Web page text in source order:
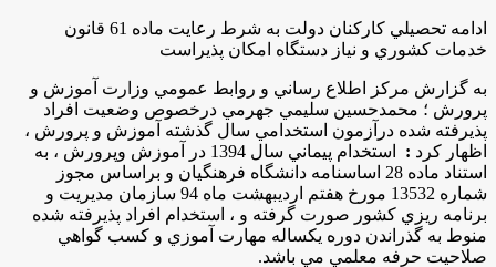
ادامه تحصيلي كاركنان دولت به شرط رعايت ماده 61 قانون
خدمات كشوري و نياز دستگاه امكان پذيراست
به گزارش مركز اطلاع رساني و روابط عمومي وزارت آموزش و
پرورش ؛ محمدحسين سليمي جهرمي درخصوص وضعيت افراد
پذيرفته شده درآزمون استخدامي سال گذشته آموزش و پرورش ،
اظهار كرد :
استخدام پيماني سال 1394 در آموزش وپرورش ، به
استناد ماده 28 اساسنامه دانشگاه فرهنگيان و براساس مجوز
شماره 13532 مورخ هفتم ارديبهشت ماه 94 سازمان مديريت و
برنامه ريزي كشور صورت گرفته و ، استخدام افراد پذيرفته شده
منوط به گذراندن دوره يكساله مهارت آموزي و كسب گواهي
صلاحيت حرفه معلمي مي باشد.